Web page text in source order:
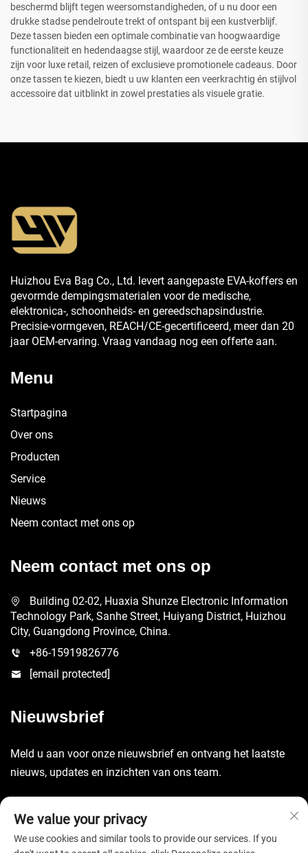
beschermd blijft tegen weersomstandigheden, of u nu door een
drukke stadse pendelroute trekt of ontspant bij een kustverblijf.
Deze tassen bieden een optimale combinatie van hoogwaardige
functionaliteit en hedendaagse stijl, waardoor ze de eerste keuze
zijn voor luxe retail, reizen of exclusieve promotionele cadeaus. Door
onze tassen te kiezen, biedt u uw klanten een veerkrachtig én stijlvol
accessoire dat uitblinkt in zowel prestaties als visuele gratie.
Huizhou Eva Bag Co., Ltd. levert aangepaste EVA-koffers en
gevormde dempingsmaterialen voor de medische,
elektronica-, schoonheids- en gereedschapsindustrie.
Precisie-vormgeven, REACH/CE-gecertificeerd, meer dan 20
jaar OEM-ervaring. Vraag vandaag nog een offerte aan.
Menu
Startpagina
Over ons
Producten
Service
Nieuws
Neem contact met ons op
Neem contact met ons op
Building 02-02, Huaxia Shunze Electronic Information
Technology Park, Sanhe Street, Huiyang District, Huizhou
City, Guangdong Province, China.
+86-15919826776
[email protected]
Nieuwsbrief
Meld u aan voor onze nieuwsbrief en ontvang het laatste
nieuws, updates en inzichten van ons team.
We value your privacy
We use cookies and similar tools to provide our services. If you